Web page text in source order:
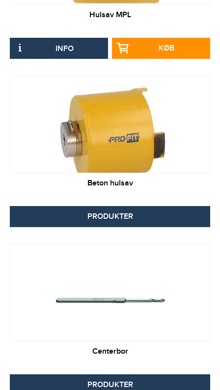
Hulsav MPL
INFO KØB
Beton hulsav
PRODUKTER
Centerbor
PRODUKTER